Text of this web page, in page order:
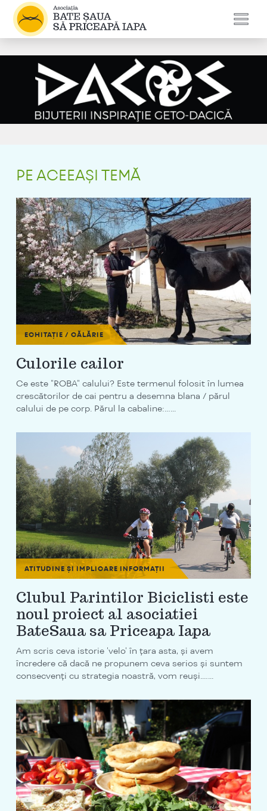
PE ACEEAȘI TEMĂ
ECHITAȚIE / CĂLĂRIE
Culorile cailor
Ce este "ROBA" calului? Este termenul folosit în lumea
crescătorilor de cai pentru a desemna blana / părul
calului de pe corp. Părul la cabaline:…...
ATITUDINE ȘI IMPLICARE INFORMAȚII
Clubul Parintilor Biciclisti este
noul proiect al asociatiei
BateSaua sa Priceapa Iapa
Am scris ceva istorie 'velo' în țara asta, și avem
încredere că dacă ne propunem ceva serios și suntem
consecvenți cu strategia noastră, vom reuși.…...